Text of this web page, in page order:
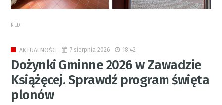
RED.
AKTUALNOŚCI 7 sierpnia 2026 18:42
Dożynki Gminne 2026 w Zawadzie
Książęcej. Sprawdź program święta
plonów